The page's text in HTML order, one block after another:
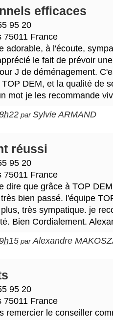
efficaces
95 20
75011 France
adorable, à l'écoute,
le fait de prévoir
J de déménagement.
DEM, et la qualité de
mot je les recommande
parSylvie ARMAND
réussi
95 20
75011 France
dire que grâce à TOP
bien passé. l'équipe
très sympatique. je
Bien Cordialement.
parAlexandre
95 20
75011 France
remercier le conseiller